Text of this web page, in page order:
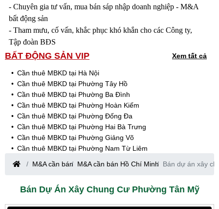
- Chuyên gia tư vấn, mua bán sáp nhập doanh nghiệp - M&A
bất động sản
- Tham mưu, cố vấn, khắc phục khó khắn cho các Công ty,
Tập đoàn BĐS
BẤT ĐỘNG SẢN VIP Xem tất cả
Cần thuê MBKD tại Hà Nội
Cần thuê MBKD tại Phường Tây Hồ
Cần thuê MBKD tại Phường Ba Đình
Cần thuê MBKD tại Phường Hoàn Kiếm
Cần thuê MBKD tại Phường Đống Đa
Cần thuê MBKD tại Phường Hai Bà Trưng
Cần thuê MBKD tại Phường Giảng Võ
Cần thuê MBKD tại Phường Nam Từ Liêm
Cần thuê MBKD tại Phường Cầu Giấy
Cần thuê MBKD tại Phường Hà Đông
Cần thuê MBKD tại Phường Hoàng Mai
M&A cần bán M&A cần bán Hồ Chí Minh Bán dự án xây
Bán Dự Án Xây Chung Cư Phường Tân Mỹ